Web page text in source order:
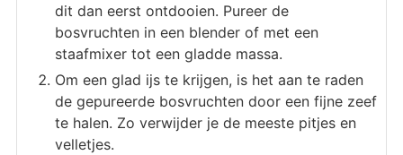
dit dan eerst ontdooien. Pureer de
bosvruchten in een blender of met een
staafmixer tot een gladde massa.
Om een glad ijs te krijgen, is het aan te raden
de gepureerde bosvruchten door een fijne zeef
te halen. Zo verwijder je de meeste pitjes en
velletjes.